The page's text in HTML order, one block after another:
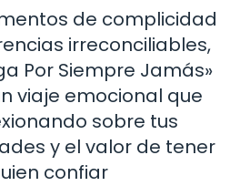
de complicidad
irreconciliables,
Por Siempre Jamás»
viaje emocional que
sobre tus
y el valor de tener
confiar